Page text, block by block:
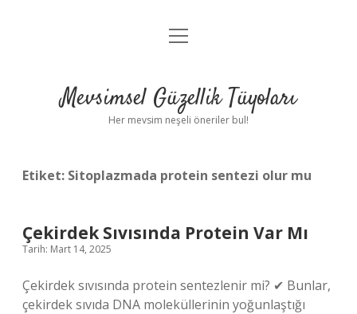
Anasayfa
Yasal Uyarı
menüyü
Mevsimsel Güzellik Tüyoları
Her mevsim neşeli öneriler bul!
Etiket: Sitoplazmada protein sentezi olur mu
Çekirdek Sıvısında Protein Var Mı
Tarih: Mart 14, 2025
Çekirdek sıvısında protein sentezlenir mi? ✔ Bunlar,
çekirdek sıvıda DNA moleküllerinin yoğunlaştığı